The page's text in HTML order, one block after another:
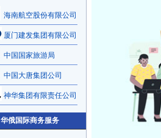
海南航空股份有限公司
厦门建发集团有限公司
中国国家旅游局
中国大唐集团公司
神华集团有限责任公司
华俄国际商务服务